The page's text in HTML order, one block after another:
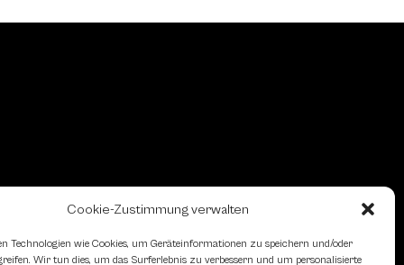
Cookie-Zustimmung verwalten
Technologien wie Cookies, um Geräteinformationen zu speichern und/oder
Wir tun dies, um das Surferlebnis zu verbessern und um personalisierte